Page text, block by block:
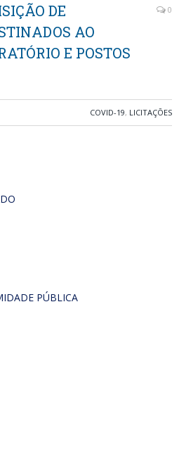
DE
AO
E POSTOS
0
COVID-19, LICITAÇÕES
PÚBLICA